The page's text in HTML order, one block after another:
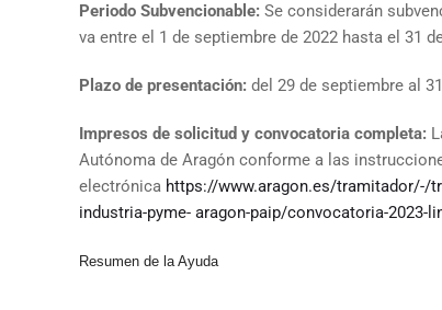
Periodo Subvencionable: Se considerarán
va entre el 1 de septiembre de 2022 hasta el 31
Plazo de presentación: del 29 de septiembre al
Impresos de solicitud y convocatoria completa:
Autónoma de Aragón conforme a las
electrónica https://www.aragon.es/tramitador/-/
industria-pyme- aragon-paip/convocatoria-2023-
Resumen de la Ayuda